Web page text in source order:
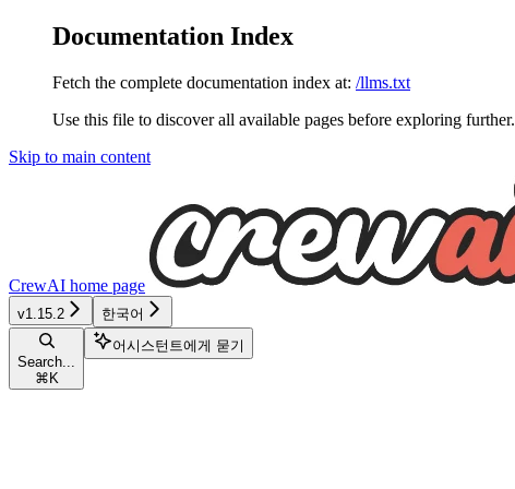
Documentation Index
Fetch the complete documentation index at: /llms.txt
Use this file to discover all available pages before exploring further.
Skip to main content
CrewAI home page
v1.15.2 한국어
Search...
⌘ K
어시스턴트에게 묻기